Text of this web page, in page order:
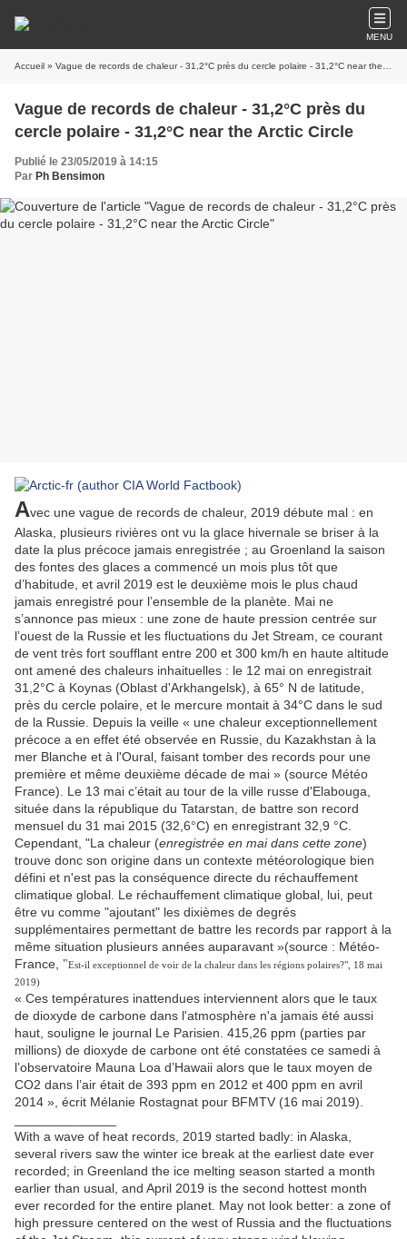
MENU
Accueil » Vague de records de chaleur - 31,2°C près du cercle polaire - 31,2°C near the Arctic Circle
Vague de records de chaleur - 31,2°C près du
cercle polaire - 31,2°C near the Arctic Circle
Publié le 23/05/2019 à 14:15
Par Ph Bensimon
Avec une vague de records de chaleur, 2019 débute mal : en
Alaska, plusieurs rivières ont vu la glace hivernale se briser à la
date la plus précoce jamais enregistrée ; au Groenland la saison
des fontes des glaces a commencé un mois plus tôt que
d’habitude, et avril 2019 est le deuxième mois le plus chaud
jamais enregistré pour l’ensemble de la planète. Mai ne
s’annonce pas mieux : une zone de haute pression centrée sur
l’ouest de la Russie et les fluctuations du Jet Stream, ce courant
de vent très fort soufflant entre 200 et 300 km/h en haute altitude
ont amené des chaleurs inhaituelles : le 12 mai on enregistrait
31,2°C à Koynas (Oblast d'Arkhangelsk), à 65° N de latitude,
près du cercle polaire, et le mercure montait à 34°C dans le sud
de la Russie. Depuis la veille « une chaleur exceptionnellement
précoce a en effet été observée en Russie, du Kazakhstan à la
mer Blanche et à l'Oural, faisant tomber des records pour une
première et même deuxième décade de mai » (source Météo
France). Le 13 mai c’était au tour de la ville russe d'Elabouga,
située dans la république du Tatarstan, de battre son record
mensuel du 31 mai 2015 (32,6°C) en enregistrant 32,9 °C.
Cependant, "La chaleur (enregistrée en mai dans cette zone)
trouve donc son origine dans un contexte météorologique bien
défini et n'est pas la conséquence directe du réchauffement
climatique global. Le réchauffement climatique global, lui, peut
être vu comme "ajoutant" les dixièmes de degrés
supplémentaires permettant de battre les records par rapport à la
même situation plusieurs années auparavant »(source : Météo-
France, "Est-il exceptionnel de voir de la chaleur dans les régions polaires?", 18 mai
2019)
« Ces températures inattendues interviennent alors que le taux
de dioxyde de carbone dans l'atmosphère n'a jamais été aussi
haut, souligne le journal Le Parisien. 415,26 ppm (parties par
millions) de dioxyde de carbone ont été constatées ce samedi à
l’observatoire Mauna Loa d’Hawaii alors que le taux moyen de
CO2 dans l’air était de 393 ppm en 2012 et 400 ppm en avril
2014 », écrit Mélanie Rostagnat pour BFMTV (16 mai 2019).
With a wave of heat records, 2019 started badly: in Alaska,
several rivers saw the winter ice break at the earliest date ever
recorded; in Greenland the ice melting season started a month
earlier than usual, and April 2019 is the second hottest month
ever recorded for the entire planet. May not look better: a zone of
high pressure centered on the west of Russia and the fluctuations